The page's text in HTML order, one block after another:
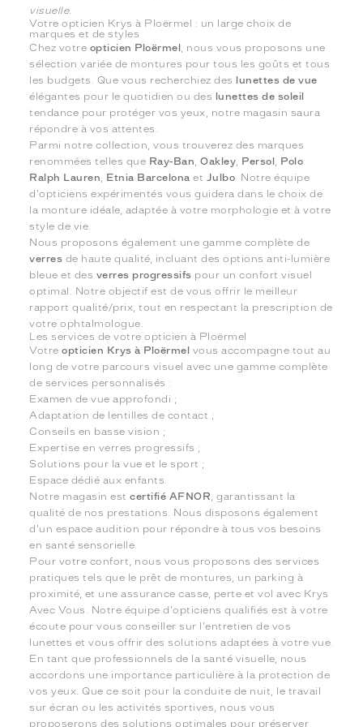
visuelle.
Votre opticien Krys à Ploërmel : un large choix de
marques et de styles
Chez votre opticien Ploërmel , nous vous proposons une
sélection variée de montures pour tous les goûts et tous
les budgets. Que vous recherchiez des
lunettes de vue
élégantes pour le quotidien ou des lunettes de soleil
tendance pour protéger vos yeux, notre magasin saura
répondre à vos attentes.
Parmi notre collection, vous trouverez des marques
renommées telles que Ray-Ban,Oakley, Persol , Polo
Ralph Lauren, Etnia Barcelona et Julbo. Notre équipe
d'opticiens expérimentés vous guidera dans le choix de
la monture idéale, adaptée à votre morphologie et à votre
style de vie.
Nous proposons également une gamme complète de
verres de haute qualité, incluant des options anti-lumière
bleue et des verres progressifs pour un confort visuel
optimal. Notre objectif est de vous offrir le meilleur
rapport qualité/prix, tout en respectant la prescription de
votre ophtalmologue.
Les services de votre opticien à Ploërmel
Votreopticien Krys à Ploërmel vous accompagne tout au
long de votre parcours visuel avec une gamme complète
de services personnalisés :
Examen de vue approfondi ;
Adaptation de lentilles de contact ;
Conseils en basse vision ;
Expertise en verres progressifs ;
Solutions pour la vue et le sport ;
Espace dédié aux enfants.
Notre magasin estcertifié AFNOR, garantissant la
qualité de nos prestations. Nous disposons également
d'un espace audition pour répondre à tous vos besoins
en santé sensorielle.
Pour votre confort, nous vous proposons des services
pratiques tels que le prêt de montures, un parking à
proximité, et une assurance casse, perte et vol avec Krys
Avec Vous. Notre équipe d'opticiens qualifiés est à votre
écoute pour vous conseiller sur l'entretien de vos
lunettes et vous offrir des solutions adaptées à votre vue.
En tant que professionnels de la santé visuelle, nous
accordons une importance particulière à la protection de
vos yeux. Que ce soit pour la conduite de nuit, le travail
sur écran ou les activités sportives, nous vous
proposerons des solutions optimales pour préserver